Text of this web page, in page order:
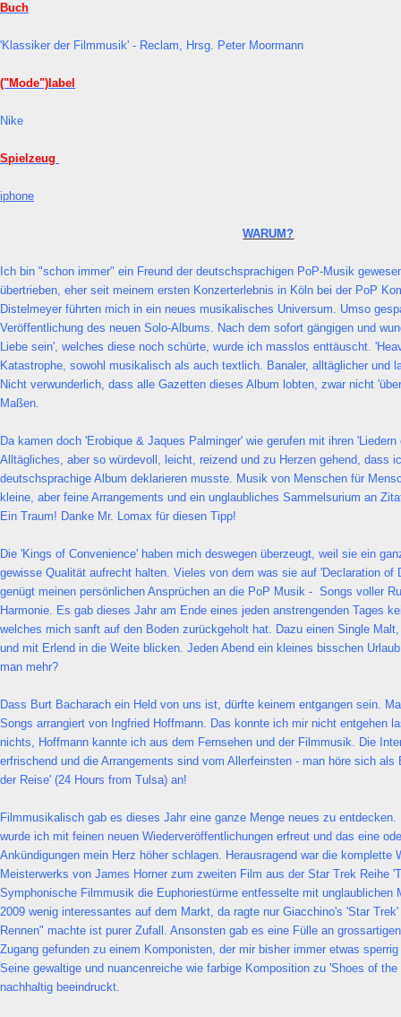
Buch
'Klassiker der Filmmusik' - Reclam, Hrsg. Peter Moormann
("Mode")label
Nike
Spielzeug
iphone
WARUM?
Ich bin "schon immer" ein Freund der deutschsprachigen PoP-Musik
übertrieben, eher seit meinem ersten Konzerterlebnis in Köln bei der PoP
Distelmeyer führten mich in ein neues musikalisches Universum. Umso
Veröffentlichung des neuen Solo-Albums. Nach dem sofort gängigen und
Liebe sein', welches diese noch schürte, wurde ich masslos enttäuscht.
Katastrophe, sowohl musikalisch als auch textlich. Banaler, alltäglicher und
Nicht verwunderlich, dass alle Gazetten dieses Album lobten, zwar nicht
Maßen.
Da kamen doch 'Erobique & Jaques Palminger' wie gerufen mit ihren 'Liedern
Alltägliches, aber so würdevoll, leicht, reizend und zu Herzen gehend, dass
deutschsprachige Album deklarieren musste. Musik von Menschen für
kleine, aber feine Arrangements und ein unglaubliches Sammelsurium an
Ein Traum! Danke Mr. Lomax für diesen Tipp!
Die 'Kings of Convenience' haben mich deswegen überzeugt, weil sie ein
gewisse Qualität aufrecht halten. Vieles von dem was sie auf 'Declaration of
genügt meinen persönlichen Ansprüchen an die PoP Musik - Songs voller
Harmonie. Es gab dieses Jahr am Ende eines jeden anstrengenden Tages
welches mich sanft auf den Boden zurückgeholt hat. Dazu einen Single
und mit Erlend in die Weite blicken. Jeden Abend ein kleines bisschen
man mehr?
Dass Burt Bacharach ein Held von uns ist, dürfte keinem entgangen sein.
Songs arrangiert von Ingfried Hoffmann. Das konnte ich mir nicht entgehen
nichts, Hoffmann kannte ich aus dem Fernsehen und der Filmmusik. Die
erfrischend und die Arrangements sind vom Allerfeinsten - man höre sich als
der Reise' (24 Hours from Tulsa) an!
Filmmusikalisch gab es dieses Jahr eine ganze Menge neues zu
wurde ich mit feinen neuen Wiederveröffentlichungen erfreut und das eine
Ankündigungen mein Herz höher schlagen. Herausragend war die komplette
Meisterwerks von James Horner zum zweiten Film aus der Star Trek Reihe
Symphonische Filmmusik die Euphoriestürme entfesselte mit unglaublichen
2009 wenig interessantes auf dem Markt, da ragte nur Giacchino's 'Star
Rennen" machte ist purer Zufall. Ansonsten gab es eine Fülle an
Zugang gefunden zu einem Komponisten, der mir bisher immer etwas
Seine gewaltige und nuancenreiche wie farbige Komposition zu 'Shoes of
nachhaltig beeindruckt.